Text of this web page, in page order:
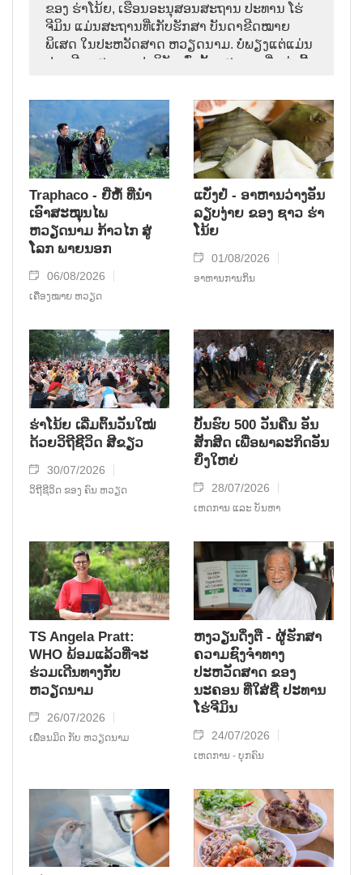
ຂອງ ຮ່າໂນ້ຍ, ເຮືອນອະນຸສອນສະຖານ ປະທານ ໂຮ່
ຈີມິນ ແມ່ນສະຖານທີ່ເກັບຮັກສາ ບັນດາຂີດໝາຍ
ພິເສດ ໃນປະຫວັດສາດ ຫວຽດນາມ. ບໍ່ພຽງແຕ່ແມ່ນ
ປູຊະນີຍະສະຖານປະຕິວັດເທົ່ານັ້ນ, ສະຖານທີ່ແຫ່ງນີ້
ຊາຕາກຳ ຂອງປະຊາຊາດ ໃນທ້າຍປີ 1946.
Traphaco - ຍີ່ຫໍ້ ທີ່ນຳ
ເອົາສະໝຸນໄພ
ຫວຽດນາມ ກ້າວໄກ ສູ່
ໂລກ ພາຍນອກ
06/08/2026
ເຄື່ອງໝາຍ ຫວຽດ
ແບັ໋ງຢໍ່ - ອາຫານວ່າງອັນ
ລຽບງ່າຍ ຂອງ ຊາວ ຮ່າ
ໂນ້ຍ
01/08/2026
ອາຫານການກິນ
ຮ່າໂນ້ຍ ເລີ່ມຕົ້ນວັນໃໝ່
ດ້ວຍວິຖີຊີວິດ ສີຂຽວ
30/07/2026
ວິຖີຊີວິດ ຂອງ ຄົນ ຫວຽດ
ບັ້ນຮົບ 500 ວັນຄືນ ອັນ
ສັກສິດ ເພື່ອພາລະກິດອັນ
ຍິ່ງໃຫຍ່
28/07/2026
ເຫດການ ແລະ ບັນຫາ
TS Angela Pratt:
WHO ພ້ອມແລ້ວທີ່ຈະ
ຮ່ວມເດີນທາງກັບ
ຫວຽດນາມ
26/07/2026
ເພື່ອນມິດ ກັບ ຫວຽດນາມ
ຫງວຽນດິ່ງຕື - ຜູ້ຮັກສາ
ຄວາມຊົງຈໍາທາງ
ປະຫວັດສາດ ຂອງ
ນະຄອນ ທີ່ໃສ່ຊື່ ປະທານ
ໂຮ່ຈີມິນ
24/07/2026
ເຫດການ - ບຸກຄົນ